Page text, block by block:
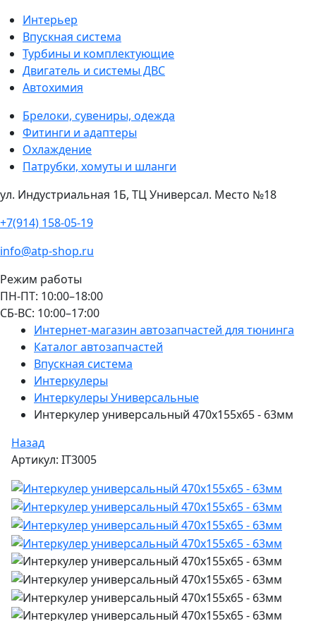
Интерьер
Впускная система
Турбины и комплектующие
Двигатель и системы ДВС
Автохимия
Брелоки, сувениры, одежда
Фитинги и адаптеры
Охлаждение
Патрубки, хомуты и шланги
ул. Индустриальная 1Б, ТЦ Универсал. Место №18
+7(914) 158-05-19
info@atp-shop.ru
Режим работы
ПН-ПТ: 10:00–18:00
СБ-ВС: 10:00–17:00
Интернет-магазин автозапчастей для тюнинга
Каталог автозапчастей
Впускная система
Интеркулеры
Интеркулеры Универсальные
Интеркулер универсальный 470x155x65 - 63мм
Назад
Артикул: IT3005